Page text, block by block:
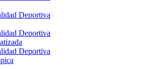
Deportiva
Deportiva
Deportiva